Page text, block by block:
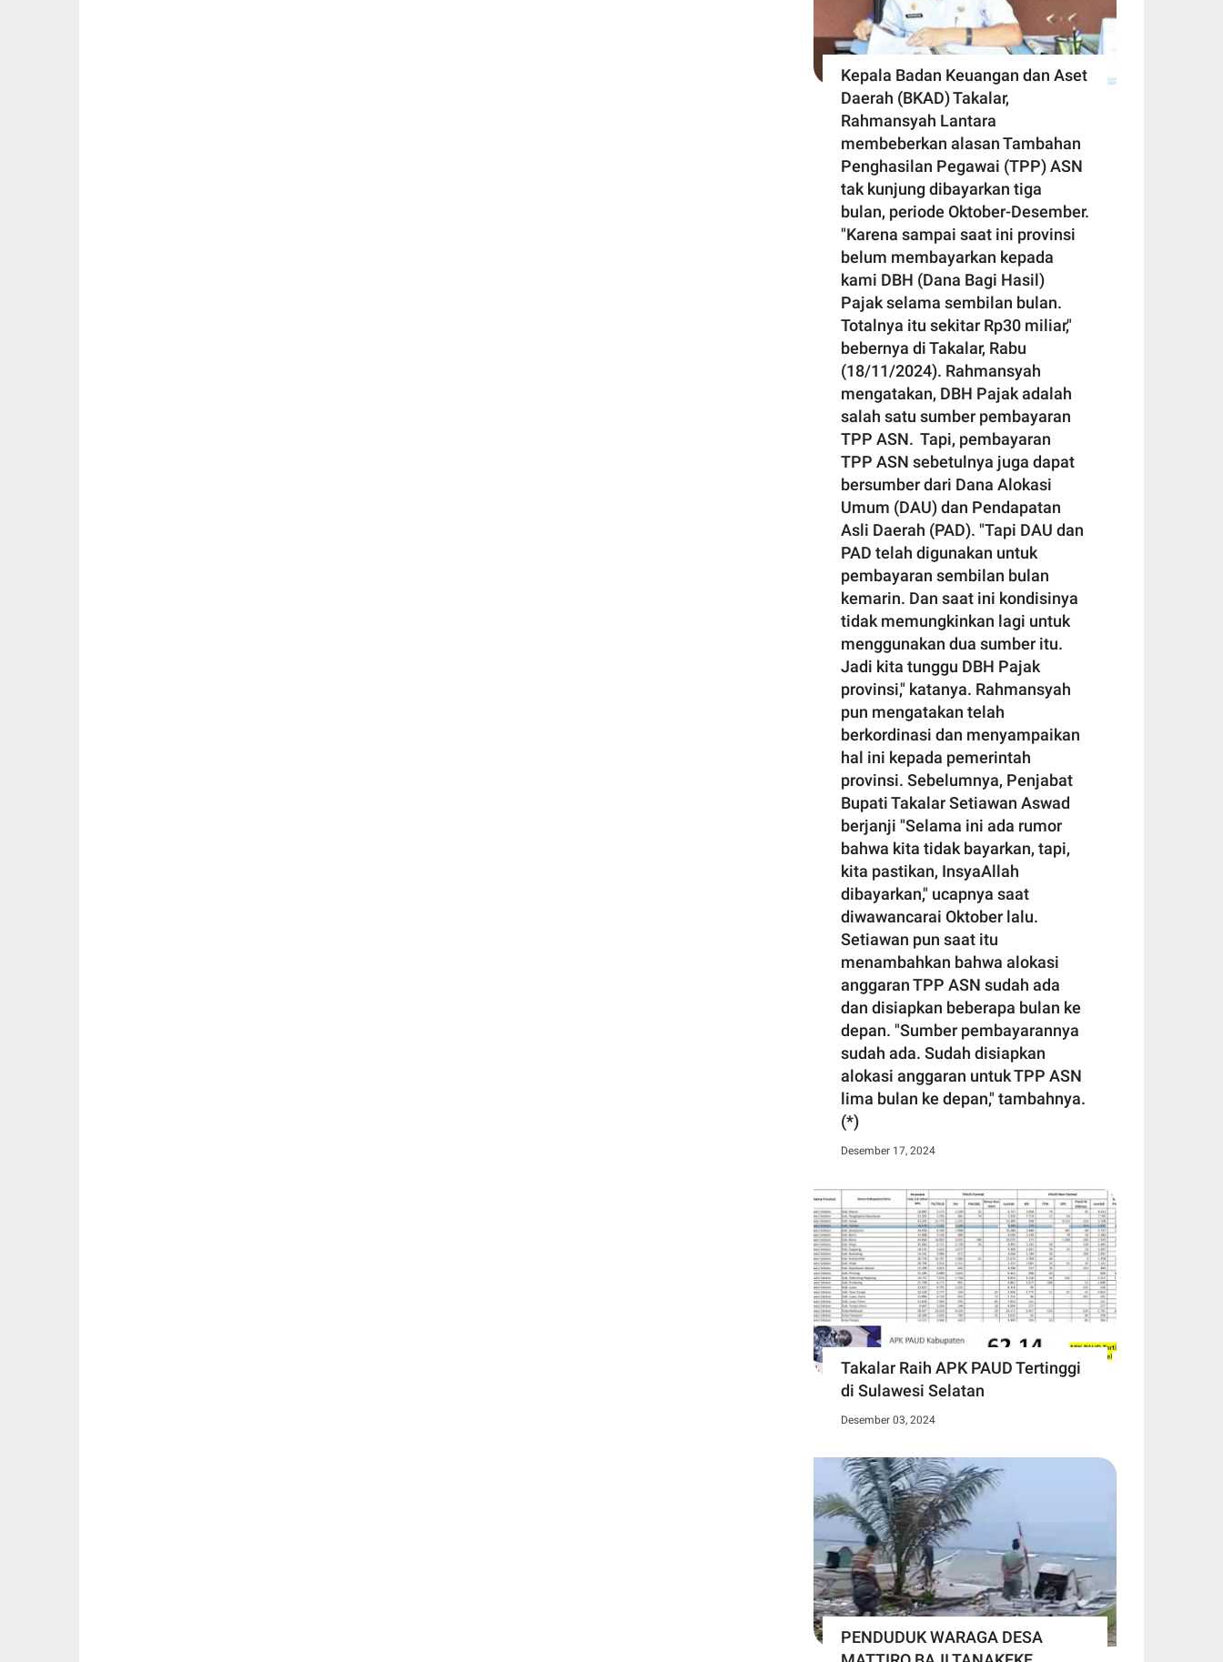
Kepala Badan Keuangan dan Aset
Daerah (BKAD) Takalar,
Rahmansyah Lantara
membeberkan alasan Tambahan
Penghasilan Pegawai (TPP) ASN
tak kunjung dibayarkan tiga
bulan, periode Oktober-Desember.
"Karena sampai saat ini provinsi
belum membayarkan kepada
kami DBH (Dana Bagi Hasil)
Pajak selama sembilan bulan.
Totalnya itu sekitar Rp30 miliar,"
bebernya di Takalar, Rabu
(18/11/2024). Rahmansyah
mengatakan, DBH Pajak adalah
salah satu sumber pembayaran
TPP ASN. Tapi, pembayaran
TPP ASN sebetulnya juga dapat
bersumber dari Dana Alokasi
Umum (DAU) dan Pendapatan
Asli Daerah (PAD). "Tapi DAU dan
PAD telah digunakan untuk
pembayaran sembilan bulan
kemarin. Dan saat ini kondisinya
tidak memungkinkan lagi untuk
menggunakan dua sumber itu.
Jadi kita tunggu DBH Pajak
provinsi," katanya. Rahmansyah
pun mengatakan telah
berkordinasi dan menyampaikan
hal ini kepada pemerintah
provinsi. Sebelumnya, Penjabat
Bupati Takalar Setiawan Aswad
berjanji "Selama ini ada rumor
bahwa kita tidak bayarkan, tapi,
kita pastikan, InsyaAllah
dibayarkan," ucapnya saat
diwawancarai Oktober lalu.
Setiawan pun saat itu
menambahkan bahwa alokasi
anggaran TPP ASN sudah ada
dan disiapkan beberapa bulan ke
depan. "Sumber pembayarannya
sudah ada. Sudah disiapkan
alokasi anggaran untuk TPP ASN
lima bulan ke depan," tambahnya.
(*)
Desember 17, 2024
Takalar Raih APK PAUD Tertinggi
di Sulawesi Selatan
Desember 03, 2024
PENDUDUK WARAGA DESA